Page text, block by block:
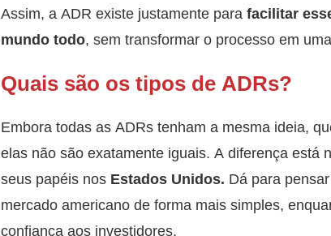
Assim, a ADR existe justamente para facilitar
mundo todo, sem transformar o processo em
Quais são os tipos de ADRs?
Embora todas as ADRs tenham a mesma ideia,
elas não são exatamente iguais. A diferença está
seus papéis nos Estados Unidos. Dá para
mercado americano de forma mais simples,
confiança aos investidores.